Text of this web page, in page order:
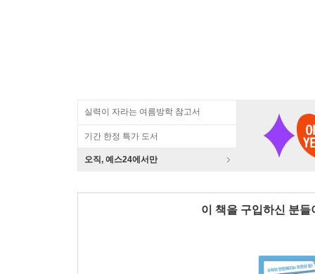
실력이 자라는 여름방학 참고서
기간 한정 특가 도서
오직, 예스24에서만
이 책을 구입하신 분